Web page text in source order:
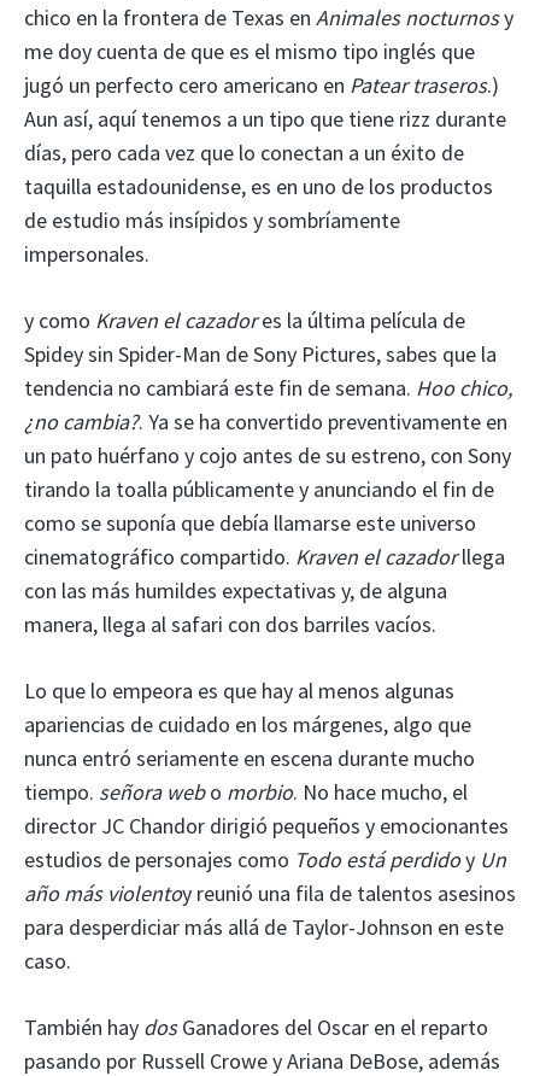
chico en la frontera de Texas en Animales nocturnosy
me doy cuenta de que es el mismo tipo inglés que
jugó un perfecto cero americano en Patear traseros.)
Aun así, aquí tenemos a un tipo que tiene rizz durante
días, pero cada vez que lo conectan a un éxito de
taquilla estadounidense, es en uno de los productos
de estudio más insípidos y sombríamente
impersonales.
y como Kraven el cazadores la última película de
Spidey sin Spider-Man de Sony Pictures, sabes que la
tendencia no cambiará este fin de semana. Hoo chico,
¿no cambia?. Ya se ha convertido preventivamente en
un pato huérfano y cojo antes de su estreno, con Sony
tirando la toalla públicamente y anunciando el fin de
como se suponía que debía llamarse este universo
cinematográfico compartido. Kraven el cazadorllega
con las más humildes expectativas y, de alguna
manera, llega al safari con dos barriles vacíos.
Lo que lo empeora es que hay al menos algunas
apariencias de cuidado en los márgenes, algo que
nunca entró seriamente en escena durante mucho
tiempo. señora webo morbio. No hace mucho, el
director JC Chandor dirigió pequeños y emocionantes
estudios de personajes como Todo está perdidoy Un
año más violentoy reunió una fila de talentos asesinos
para desperdiciar más allá de Taylor-Johnson en este
caso.
También hay dosGanadores del Oscar en el reparto
pasando por Russell Crowe y Ariana DeBose, además